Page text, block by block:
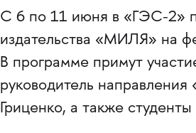
С 6 по 11 июня в «ГЭС-2»
издательства «МИЛЯ» на
В программе примут
руководитель
Гриценко, а также